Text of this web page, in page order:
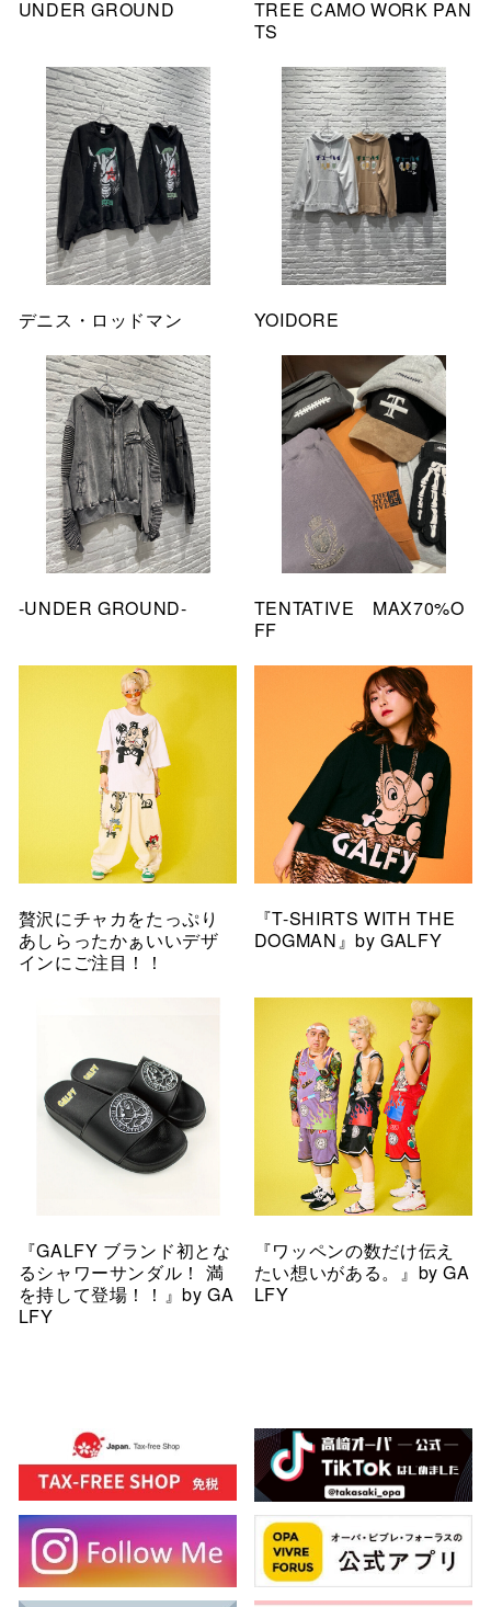
UNDER GROUND
TREE CAMO WORK PAN
TS
デニス・ロッドマン YOIDORE
-UNDER GROUND-
TENTATIVE MAX70%O
FF
贅沢にチャカをたっぷり
あしらったかぁいいデザ
インにご注目！！
『T-SHIRTS WITH THE
DOGMAN』by GALFY
『GALFY ブランド初とな
るシャワーサンダル！ 満
を持して登場！！』by GA
LFY
『ワッペンの数だけ伝え
たい想いがある。』by GA
LFY